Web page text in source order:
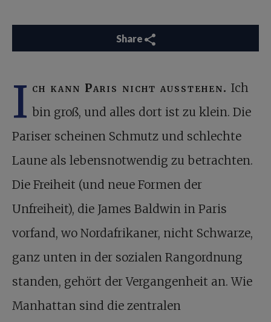
Share
I ch kann Paris nicht ausstehen. Ich
bin groß, und alles dort ist zu klein. Die
Pariser scheinen Schmutz und schlechte
Laune als lebensnotwendig zu betrachten.
Die Freiheit (und neue Formen der
Unfreiheit), die James Baldwin in Paris
vorfand, wo Nordafrikaner, nicht Schwarze,
ganz unten in der sozialen Rangordnung
standen, gehört der Vergangenheit an. Wie
Manhattan sind die zentralen